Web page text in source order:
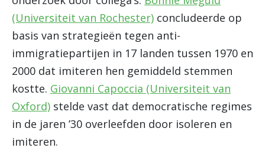
(Universiteit van Rochester) concludeerde op
basis van strategieën tegen anti-
immigratiepartijen in 17 landen tussen 1970 en
2000 dat imiteren hen gemiddeld stemmen
kostte. Giovanni Capoccia (Universiteit van
Oxford) stelde vast dat democratische regimes
in de jaren ’30 overleefden door isoleren en
imiteren.